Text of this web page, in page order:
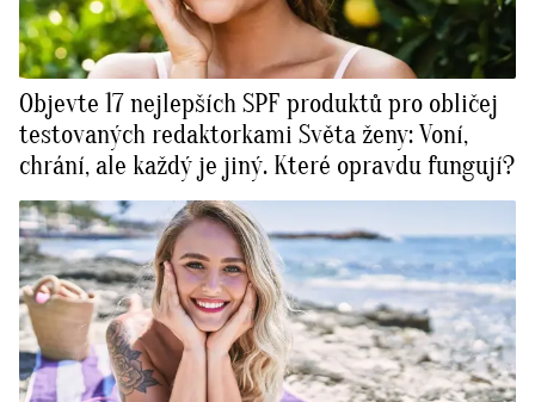
Objevte 17 nejlepších SPF produktů pro obličej
testovaných redaktorkami Světa ženy: Voní,
chrání, ale každý je jiný. Které opravdu fungují?